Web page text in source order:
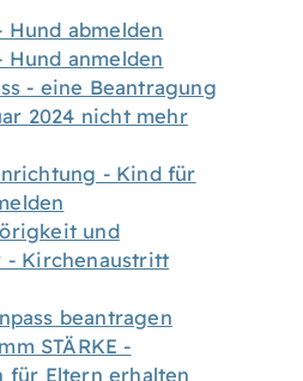
Hund abmelden
Hund anmelden
- eine Beantragung
2024 nicht mehr
- Kind für
und
- Kirchenaustritt
beantragen
STÄRKE -
für Eltern erhalten